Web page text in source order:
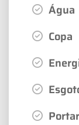
Água
Copa